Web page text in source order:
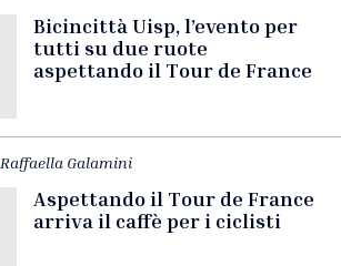
Bicincittà Uisp, l’evento per
tutti su due ruote
aspettando il Tour de France
Raffaella Galamini
Aspettando il Tour de France
arriva il caffè per i ciclisti